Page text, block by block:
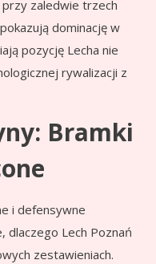
przy zaledwie trzech
dominację w
pozycję Lecha nie
rywalizacji z
Bramki
i defensywne
dlaczego Lech Poznań
zestawieniach.